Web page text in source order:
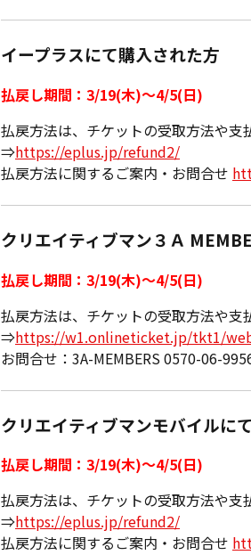
イープラスにて購入された方
払戻し期間：3/19(木)〜4/5(日)
払戻方法は、チケットの受取方法や支
⇒https://eplus.jp/refund2/
払戻方法に関するご案内・お問合せ
クリエイティブマン３Ａ
払戻し期間：3/19(木)〜4/5(日)
払戻方法は、チケットの受取方法や支
⇒https://w1.onlineticket.jp/tkt1/
お問合せ：3A-MEMBERS 0570-06-
クリエイティブマンモバイルに
払戻し期間：3/19(木)〜4/5(日)
払戻方法は、チケットの受取方法や支
⇒https://eplus.jp/refund2/
払戻方法に関するご案内・お問合せ